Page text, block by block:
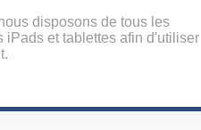
disposons de tous les
iPads et tablettes afin d'utiliser